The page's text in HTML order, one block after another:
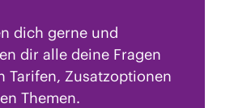
dich gerne und
dir alle deine Fragen
Tarifen, Zusatzoptionen
Themen.